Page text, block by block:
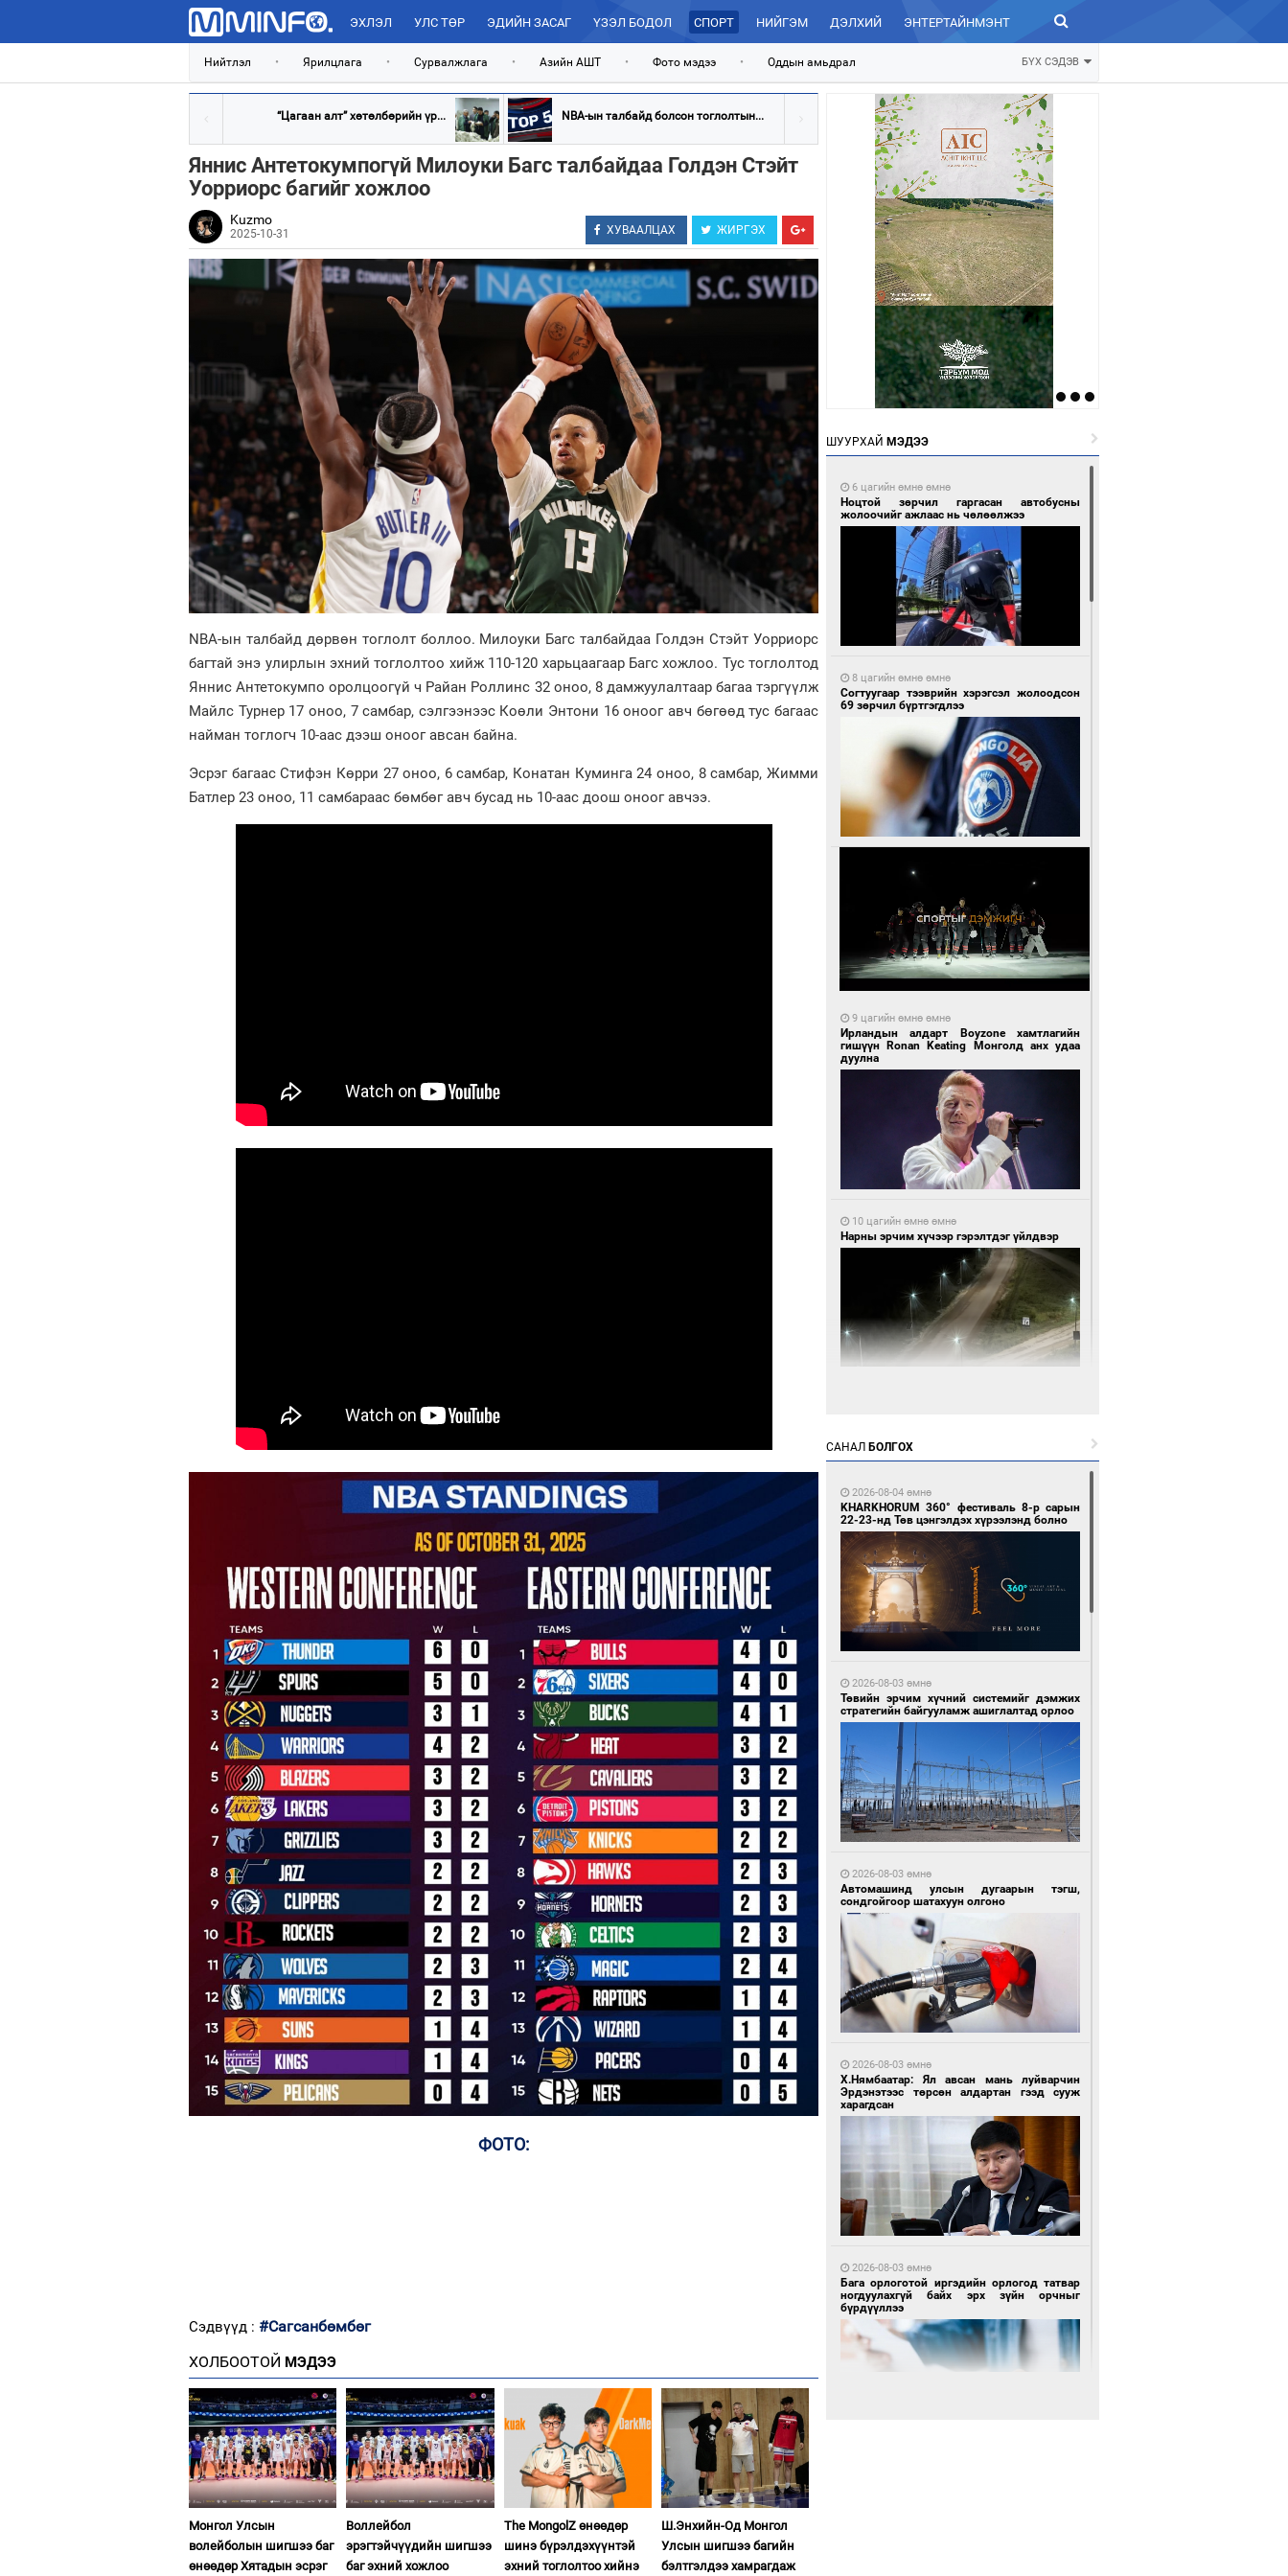
ЭХЛЭЛ УЛС ТӨР ЭДИЙН ЗАСАГ ҮЗЭЛ БОДОЛ СПОРТ НИЙГЭМ ДЭЛХИЙ ЭНТЕРТАЙНМЭНТ ЗУРХАЙ
Нийтлэл • Ярилцлага • Сурвалжлага • Азийн АШТ • Фото мэдээ • Оддын амьдрал БҮХ СЭДЭВ
“Цагаан алт” хөтөлбөрийн үр... NBA-ын талбайд болсон тоглолтын...
Яннис Антетокумпогүй Милоуки Багс талбайдаа Голдэн Стэйт
Уорриорс багийг хожлоо
Kuzmo
2025-10-31 ХУВААЛЦАХ ЖИРГЭХ
NBA-ын талбайд дөрвөн тоглолт боллоо. Милоуки Багс талбайдаа Голдэн Стэйт Уорриорс
багтай энэ улирлын эхний тоглолтоо хийж 110-120 харьцаагаар Багс хожлоо. Тус тоглолтод
Яннис Антетокумпо оролцоогүй ч Райан Роллинс 32 оноо, 8 дамжуулалтаар багаа тэргүүлж
Майлс Турнер 17 оноо, 7 самбар, сэлгээнээс Коөли Энтони 16 оноог авч бөгөөд тус багаас
найман тоглогч 10-аас дээш оноог авсан байна.
Эсрэг багаас Стифэн Көрри 27 оноо, 6 самбар, Конатан Куминга 24 оноо, 8 самбар, Жимми
Батлер 23 оноо, 11 самбараас бөмбөг авч бусад нь 10-аас доош оноог авчээ.
ФОТО:
Сэдвүүд : #Сагсанбөмбөг
ХОЛБООТОЙ МЭДЭЭ
Монгол Улсын
волейболын шигшээ баг
өнөөдөр Хятадын эсрэг
Воллейбол
эрэгтэйчүүдийн шигшээ
баг эхний хожлоо
The MongolZ өнөөдөр
шинэ бүрэлдэхүүнтэй
эхний тоглолтоо хийнэ
Ш.Энхийн-Од Монгол
Улсын шигшээ багийн
бэлтгэлдээ хамрагдаж
ШУУРХАЙ МЭДЭЭ
6 цагийн өмнө өмнө
Ноцтой зөрчил гаргасан автобусны
жолоочийг ажлаас нь чөлөөлжээ
8 цагийн өмнө өмнө
Согтуугаар тээврийн хэрэгсэл жолоодсон
69 зөрчил бүртгэгдлээ
9 цагийн өмнө өмнө
Ирландын алдарт Boyzone хамтлагийн
гишүүн Ronan Keating Монголд анх удаа
дуулна
10 цагийн өмнө өмнө
Нарны эрчим хүчээр гэрэлтдэг үйлдвэр
10 цагийн өмнө өмнө
Өнөөдөр сондгой тоогоор төгссөн улсын
дугаартай автомашинтай иргэдэд шатахуун
олгоно
10 цагийн өмнө өмнө
УИХ-ын дарга С.Бямбацогт Сутай хайрхны
тэнгэрийг тахих тахилгад оролцлоо
10 цагийн өмнө өмнө
Зургаан цагаан мэнгэтэй харагчин үхэр
өдөр
10 цагийн өмнө өмнө
Бороо орохгүй, өдөртөө 28-30 хэм дулаан
байна
1 өдрийн өмнө өмнө
САНАЛ БОЛГОХ
2026-08-04 өмнө
KHARKHORUM 360° фестиваль 8-р сарын
22-23-нд Төв цэнгэлдэх хүрээлэнд болно
2026-08-03 өмнө
Төвийн эрчим хүчний системийг дэмжих
стратегийн байгууламж ашиглалтад орлоо
2026-08-03 өмнө
Автомашинд улсын дугаарын тэгш,
сондгойгоор шатахуун олгоно
2026-08-03 өмнө
Х.Нямбаатар: Ял авсан мань луйварчин
Эрдэнэтээс төрсөн алдартан гээд сууж
харагдсан
2026-08-03 өмнө
Бага орлоготой иргэдийн орлогод татвар
ногдуулахгүй байх эрх зүйн орчныг
бүрдүүллээ